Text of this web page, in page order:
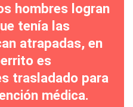
hombres logran
tenía las
atrapadas, en
es
trasladado para
médica.